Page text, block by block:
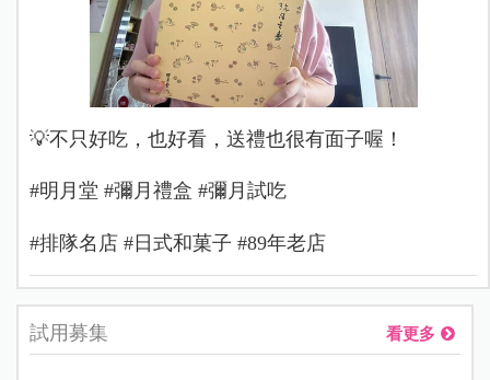
💡不只好吃，也好看，送禮也很有面子喔！
#明月堂 #彌月禮盒 #彌月試吃
#排隊名店 #日式和菓子 #89年老店
試用募集 看更多